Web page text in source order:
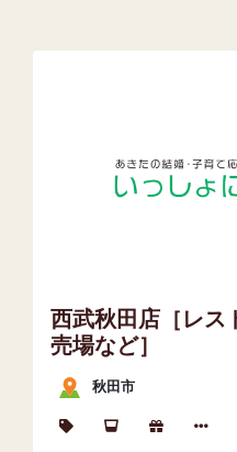
西武秋田店［レス
売場など］
秋田市